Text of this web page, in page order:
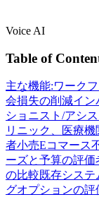
Voice AI
Table of
主な機能:ワーク
会損失の削減イン
ショニスト/アシ
リニック、医療機
者小売Eコマース
ーズと予算の評価
の比較既存システ
グオプションの評